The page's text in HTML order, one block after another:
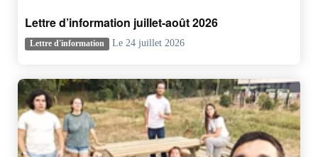
Lettre d’information juillet-août 2026
Lettre d'information Le 24 juillet 2026